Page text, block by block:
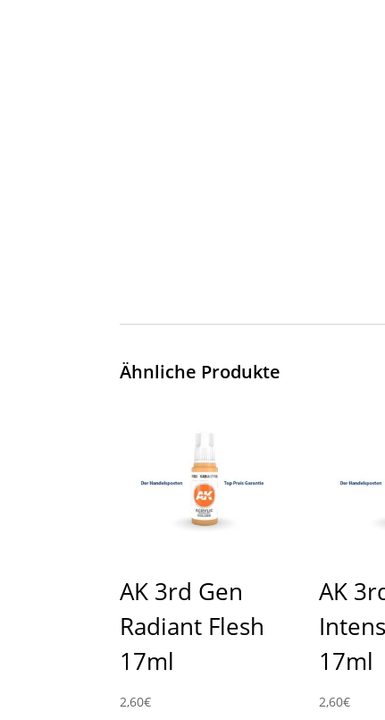
Ähnliche Produkte
AK 3rd Gen
Radiant Flesh
17ml
2,60€
AK
17ml
2,60€